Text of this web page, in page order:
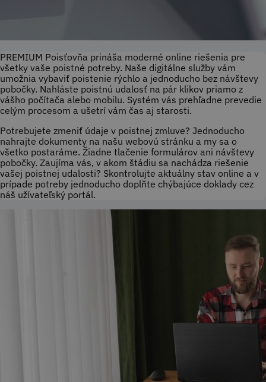
PREMIUM Poisťovňa prináša moderné online riešenia pre
všetky vaše poistné potreby. Naše digitálne služby vám
umožnia vybaviť poistenie rýchlo a jednoducho bez návštevy
pobočky. Nahláste poistnú udalosť na pár klikov priamo z
vášho počítača alebo mobilu. Systém vás prehľadne prevedie
celým procesom a ušetrí vám čas aj starosti.
Potrebujete zmeniť údaje v poistnej zmluve? Jednoducho
nahrajte dokumenty na našu webovú stránku a my sa o
všetko postaráme. Žiadne tlačenie formulárov ani návštevy
pobočky. Zaujíma vás, v akom štádiu sa nachádza riešenie
vašej poistnej udalosti? Skontrolujte aktuálny stav online a v
prípade potreby jednoducho doplňte chýbajúce doklady cez
náš užívateľský portál.